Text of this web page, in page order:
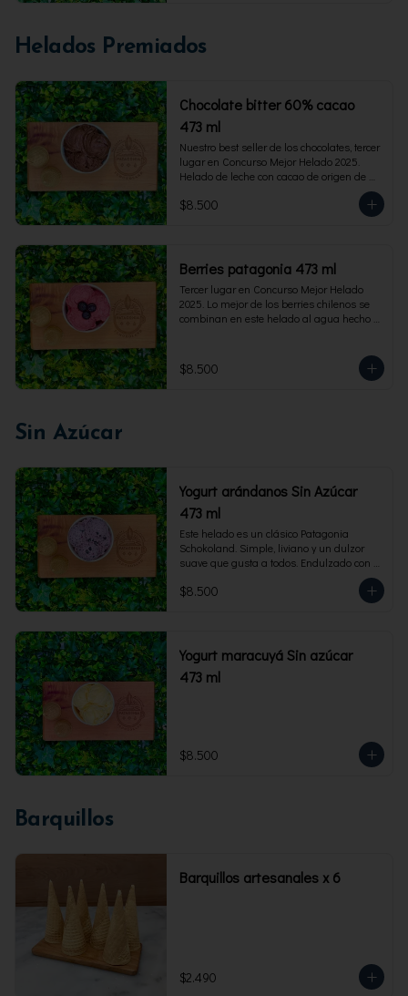
Helados Premiados
Chocolate bitter 60% cacao
473 ml
Nuestro best seller de los chocolates, tercer
lugar en Concurso Mejor Helado 2025.
Helado de leche con cacao de origen de
intensidad al 60%. Envase familiar 473 ml,
rinde 4  porciones.
$8.500
Berries patagonia 473 ml
Tercer lugar en Concurso Mejor Helado
2025. Lo mejor de los berries chilenos se
combinan en este helado al agua hecho
473 ml. Rinde 4 porciones.
$8.500
Sin Azúcar
Yogurt arándanos Sin Azúcar
473 ml
Este helado es un clásico Patagonia
Schokoland. Simple, liviano y un dulzor
suave que gusta a todos. Endulzado con
fructosa.Envase familiar 473 ml. Rinde 4
porciones.
$8.500
Yogurt maracuyá Sin azúcar
473 ml
$8.500
Barquillos
Barquillos artesanales x 6
$2.490